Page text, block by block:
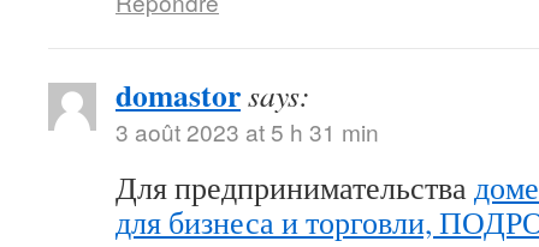
domastorsays:
3 août 2023 at 5 h 31 min
Для предпринимательства
для бизнеса и торговли,